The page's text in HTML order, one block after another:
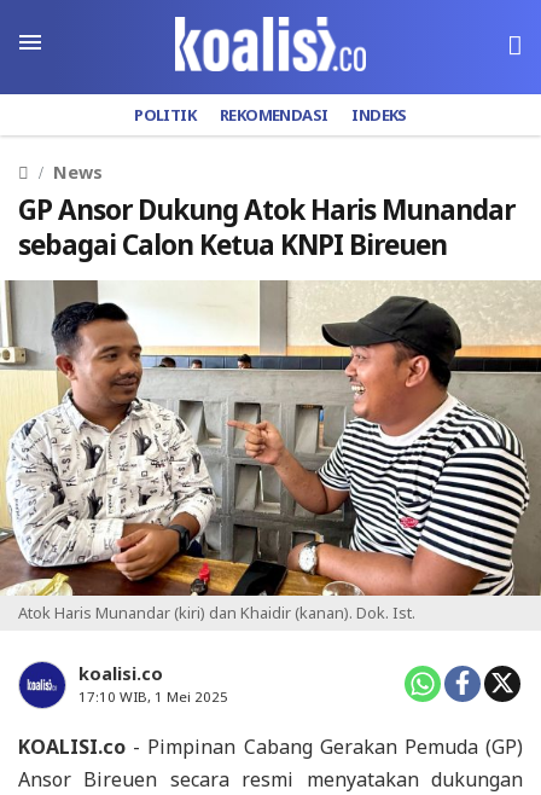
POLITIK REKOMENDASI INDEKS
News
GP Ansor Dukung Atok Haris Munandar
sebagai Calon Ketua KNPI Bireuen
Atok Haris Munandar (kiri) dan Khaidir (kanan). Dok. Ist.
koalisi.co
17:10 WIB, 1 Mei 2025
KOALISI.co - Pimpinan Cabang Gerakan Pemuda (GP)
Ansor Bireuen secara resmi menyatakan dukungan